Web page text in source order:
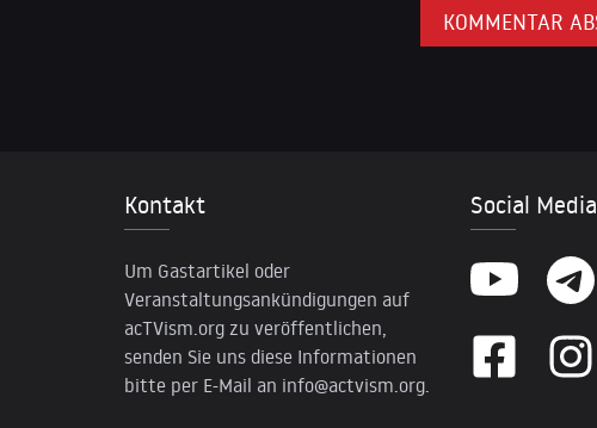
Kontakt
Um Gastartikel oder
Veranstaltungsankündigungen auf
acTVism.org zu veröffentlichen,
senden Sie uns diese Informationen
bitte per E-Mail an info@actvism.org.
Social Media